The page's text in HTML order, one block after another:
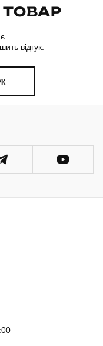
ТОВАР
відгук.